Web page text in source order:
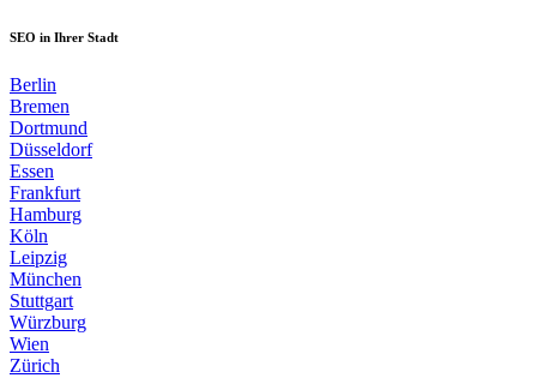
SEO in Ihrer Stadt
Berlin
Bremen
Dortmund
Düsseldorf
Essen
Frankfurt
Hamburg
Köln
Leipzig
München
Stuttgart
Würzburg
Wien
Zürich